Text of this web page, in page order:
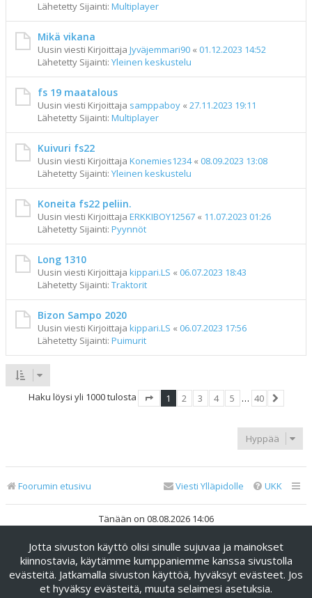
Lähetetty Sijainti: Multiplayer
Mikä vikana
Uusin viesti Kirjoittaja Jyväjemmari90 « 01.12.2023 14:52
Lähetetty Sijainti: Yleinen keskustelu
fs 19 maatalous
Uusin viesti Kirjoittaja samppaboy « 27.11.2023 19:11
Lähetetty Sijainti: Multiplayer
Kuivuri fs22
Uusin viesti Kirjoittaja Konemies1234« 08.09.2023 13:08
Lähetetty Sijainti: Yleinen keskustelu
Koneita fs22 peliin.
Uusin viesti Kirjoittaja ERKKIBOY12567 « 11.07.2023 01:26
Lähetetty Sijainti: Pyynnöt
Long 1310
Uusin viesti Kirjoittaja kippari.LS « 06.07.2023 18:43
Lähetetty Sijainti: Traktorit
Bizon Sampo 2020
Uusin viesti Kirjoittaja kippari.LS « 06.07.2023 17:56
Lähetetty Sijainti: Puimurit
Haku löysi yli 1000 tulosta
1 2 3 4 5 … 40
Hyppää
Foorumin etusivu UKK
Viesti Ylläpidolle
Tänään on 08.08.2026 14:06
Keskustelufoorumin ohjelmistophpBB® Forum Software ©
phpBB Limited
Käännös: phpBB Suomi (lurttinen, harritapio, Pettis)
phpBB Metro Theme byPixelGoose Studio
Jotta sivuston käyttö olisi sinulle sujuvaa ja mainokset
kiinnostavia, käytämme kumppaniemme kanssa sivustolla
evästeitä. Jatkamalla sivuston käyttöä, hyväksyt evästeet. Jos
et hyväksy evästeitä, muuta selaimesi asetuksia.